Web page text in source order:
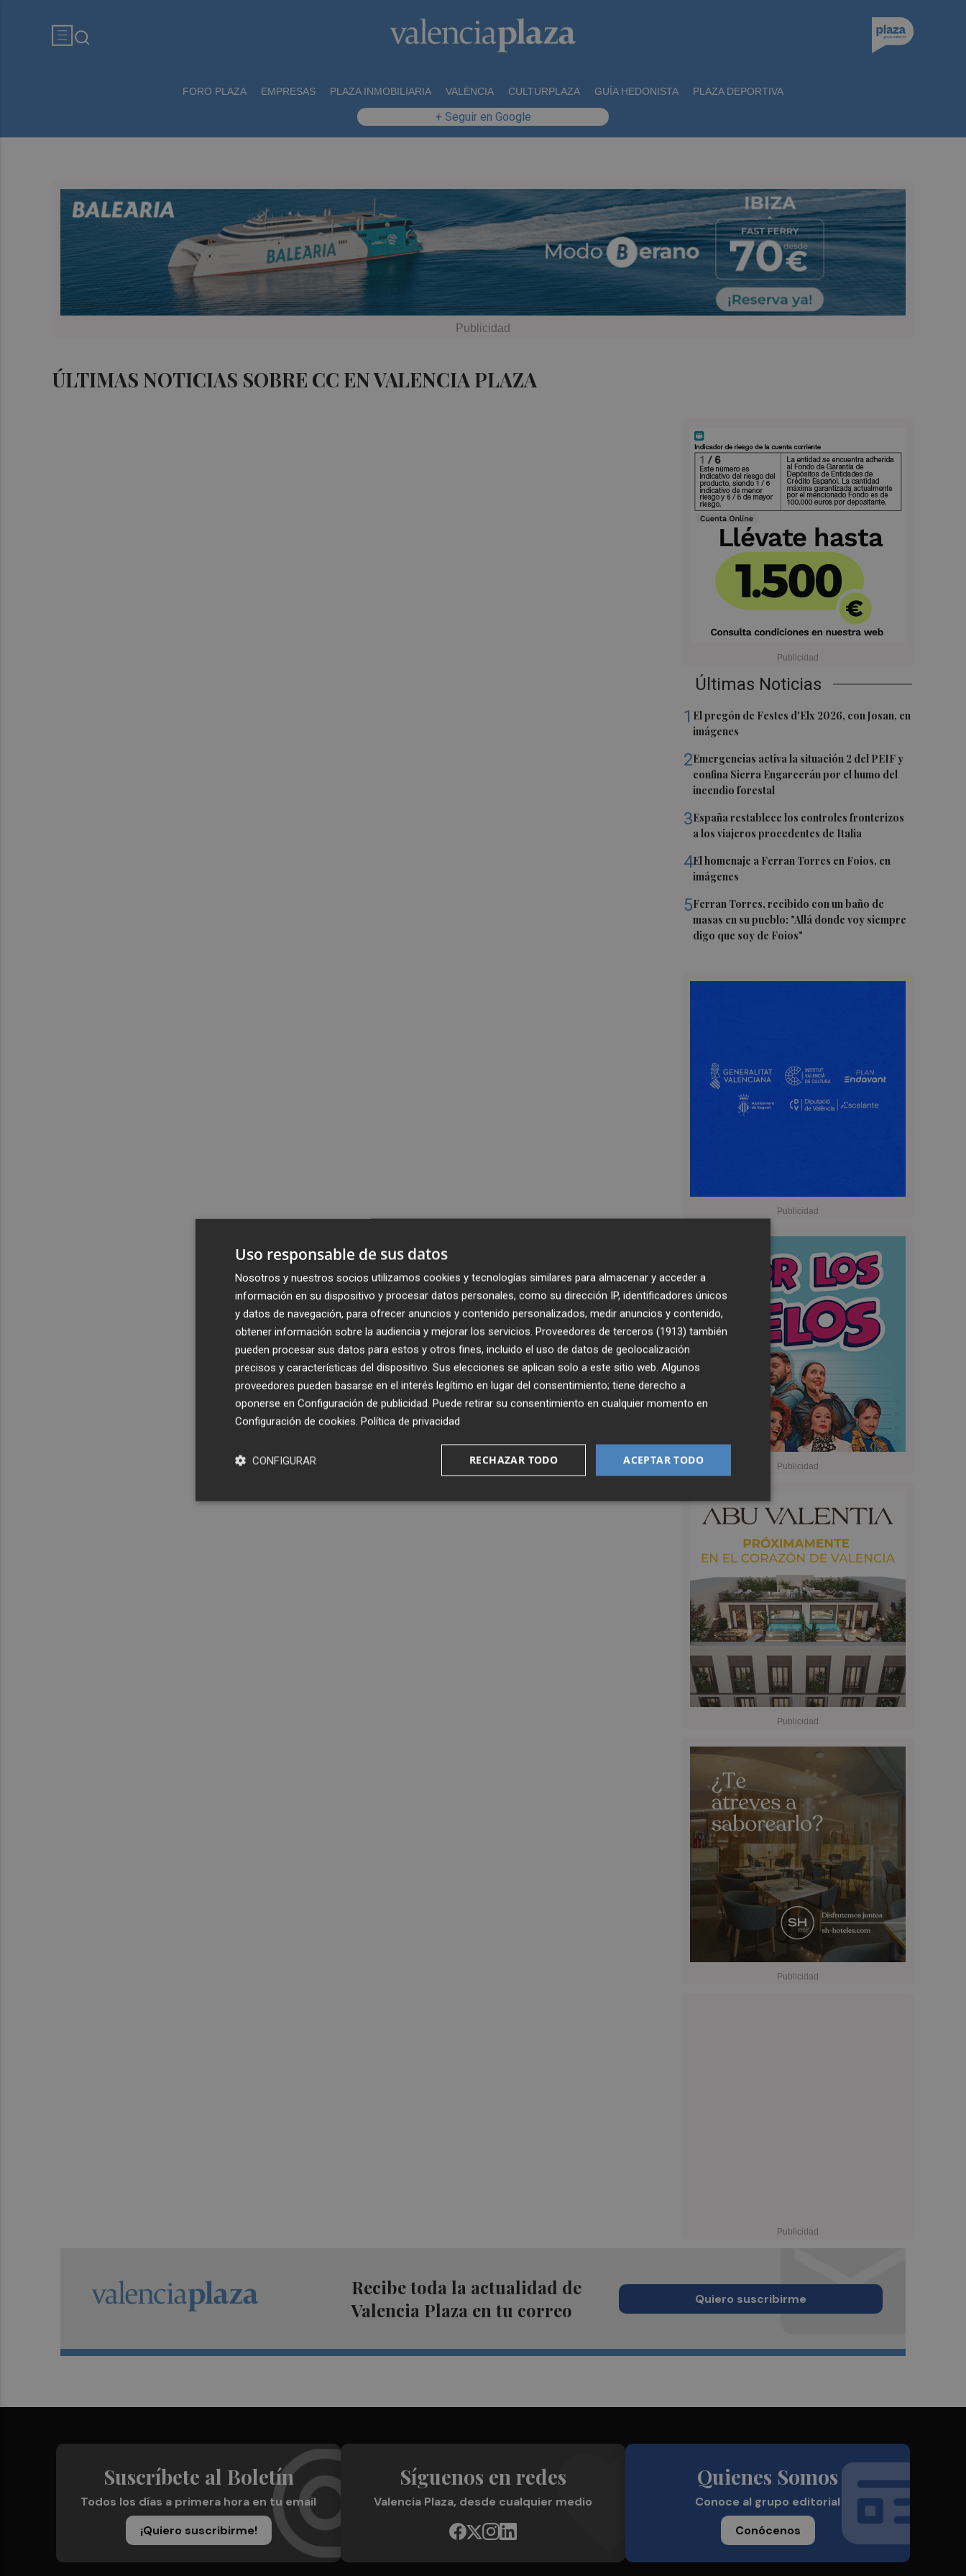
FORO PLAZA EMPRESAS PLAZA INMOBILIARIA VALÈNCIA CULTURPLAZA GUÍA HEDONISTA PLAZA DEPORTIVA
+ Seguir en Google
ÚLTIMAS NOTICIAS SOBRE CC EN VALENCIA PLAZA
Últimas Noticias
1 El pregón de Festes d'Elx 2026, con Josan, en
imágenes
2Emergencias activa la situación 2 del PEIF y
confina Sierra Engarcerán por el humo del
incendio forestal
3España restablece los controles fronterizos
a los viajeros procedentes de Italia
4El homenaje a Ferran Torres en Foios, en
imágenes
5Ferran Torres, recibido con un baño de
masas en su pueblo: "Allá donde voy siempre
digo que soy de Foios"
Recibe toda la actualidad de
Valencia Plaza en tu correo
Quiero suscribirme
Suscríbete al Boletín
Todos los días a primera hora en tu email
¡Quiero suscribirme!
Síguenos en redes
Valencia Plaza, desde cualquier medio
Quienes Somos
Conoce al grupo editorial
Conócenos
Uso responsable de sus datos
Nosotros y nuestros socios utilizamos cookies y tecnologías similares para almacenar y acceder a
información en su dispositivo y procesar datos personales, como su dirección IP, identificadores únicos
y datos de navegación, para ofrecer anuncios y contenido personalizados, medir anuncios y contenido,
obtener información sobre la audiencia y mejorar los servicios. Proveedores de terceros (1913) también
pueden procesar sus datos para estos y otros fines, incluido el uso de datos de geolocalización
precisos y características del dispositivo. Sus elecciones se aplican solo a este sitio web. Algunos
proveedores pueden basarse en el interés legítimo en lugar del consentimiento; tiene derecho a
oponerse en Configuración de publicidad. Puede retirar su consentimiento en cualquier momento en
Configuración de cookies. Política de privacidad
ACEPTAR TODO
RECHAZAR TODO
CONFIGURAR